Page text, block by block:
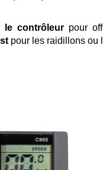
le contrôleur pour
pour les raidillons ou